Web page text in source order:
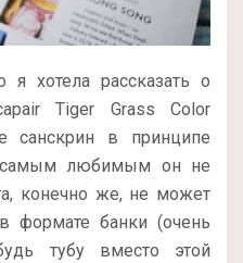
я хотела рассказать о
Tiger Grass Color
санскрин в принципе
самым любимым он не
конечно же, не может
формате банки (очень
тубу вместо этой